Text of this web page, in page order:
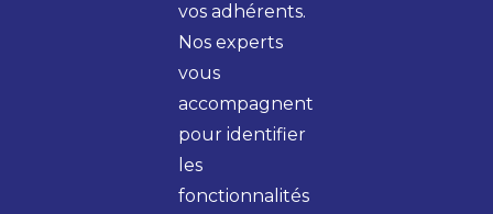
vos adhérents.
Nos experts
vous
accompagnent
pour identifier
les
fonctionnalités